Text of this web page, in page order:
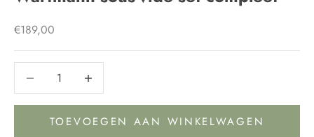
Aanbiedingsprijs
€189,00
Aantal verlagenAantal verlagen
TOEVOEGEN AAN WINKELWAGEN